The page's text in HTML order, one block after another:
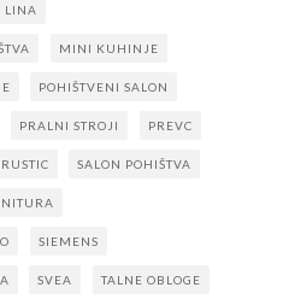
LINA
MINI KUHINJE
POHIŠTVENI SALON
PRALNI STROJI PREVC
RUSTIC SALON POHIŠTVA
SIEMENS
SVEA TALNE OBLOGE